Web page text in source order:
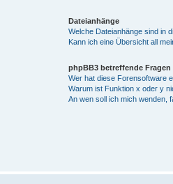
Dateianhänge
Welche Dateianhänge sind in
Kann ich eine Übersicht all
phpBB3 betreffende Fragen
Wer hat diese Forensoftware
Warum ist Funktion x oder y
An wen soll ich mich wenden,